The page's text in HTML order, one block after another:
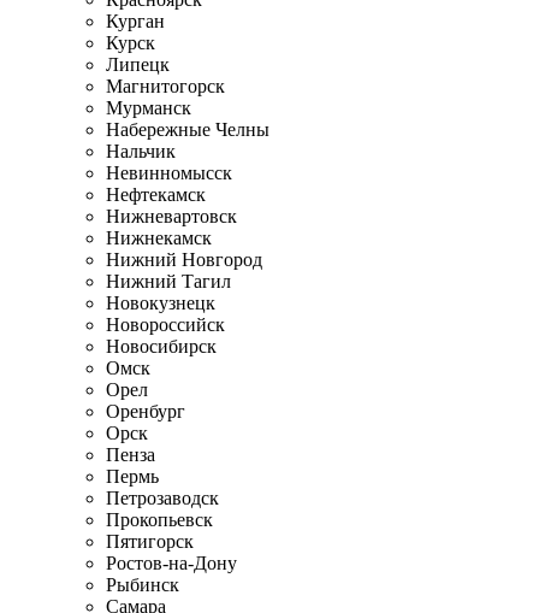
Курган
Курск
Липецк
Магнитогорск
Мурманск
Набережные Челны
Нальчик
Невинномысск
Нефтекамск
Нижневартовск
Нижнекамск
Нижний Новгород
Нижний Тагил
Новокузнецк
Новороссийск
Новосибирск
Омск
Орел
Оренбург
Орск
Пенза
Пермь
Петрозаводск
Прокопьевск
Пятигорск
Ростов-на-Дону
Рыбинск
Самара